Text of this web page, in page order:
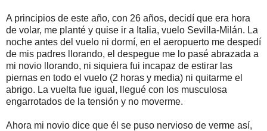
A principios de este año, con 26 años, decidí que era hora
de volar, me planté y quise ir a Italia, vuelo Sevilla-Milán. La
noche antes del vuelo ni dormí, en el aeropuerto me despedí
de mis padres llorando, el despegue me lo pasé abrazada a
mi novio llorando, ni siquiera fui incapaz de estirar las
piernas en todo el vuelo (2 horas y media) ni quitarme el
abrigo. La vuelta fue igual, llegué con los musculosa
engarrotados de la tensión y no moverme.
Ahora mi novio dice que él se puso nervioso de verme así,